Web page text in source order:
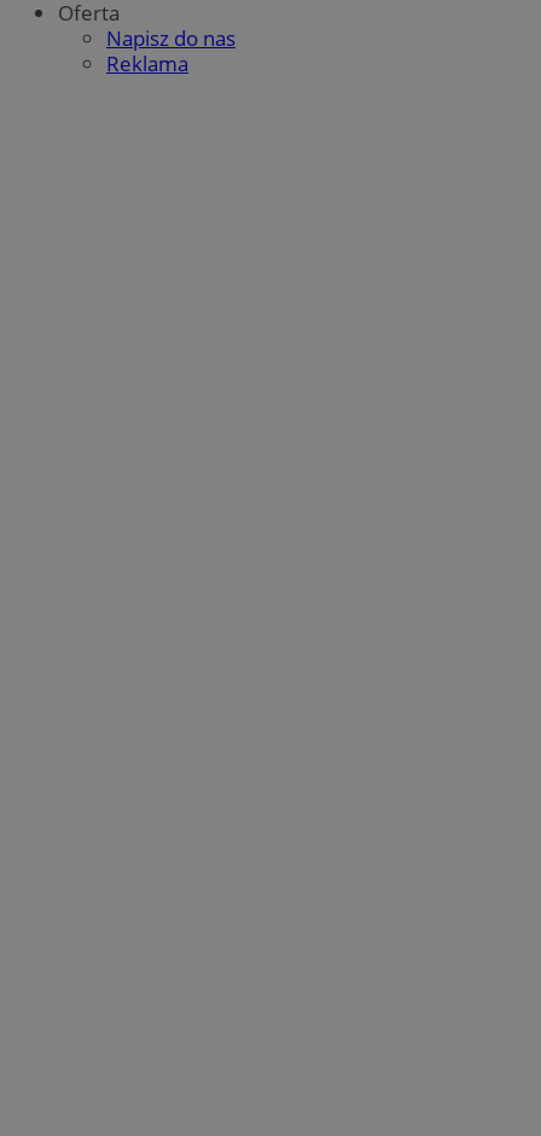
Oferta
Napisz do nas
Reklama